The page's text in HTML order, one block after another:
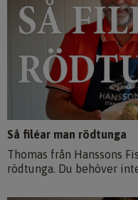
Så filéar man rödtunga
Thomas från Hanssons
rödtunga. Du behöver